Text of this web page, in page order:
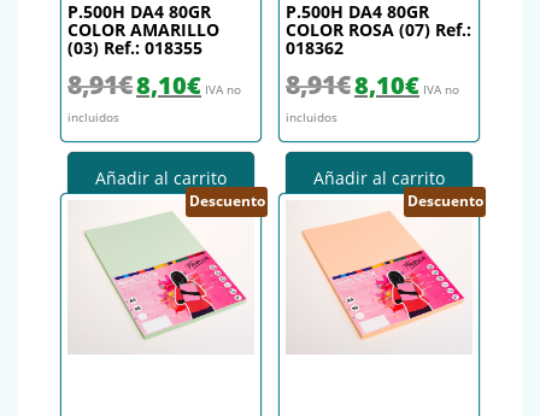
P.500H DA4 80GR
COLOR AMARILLO
(03) Ref.: 018355
8,91€ El precio original era: 8,91€.
8,10€El precio actual es: 8,10€.
IVA no
incluidos
Añadir al carrito
P.500H DA4 80GR
COLOR ROSA (07) Ref.:
018362
8,91€ El precio original era: 8,91€.
8,10€El precio actual
IVA no
incluidos
Añadir al carrito
Descuento Descuento